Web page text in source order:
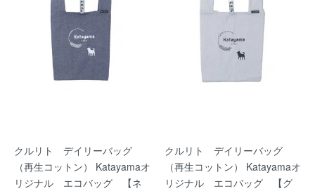
クルリト デイリーバッグ
（再生コットン） Katayamaオ
リジナル エコバッグ 【ネ
クルリト デイリーバッグ
（再生コットン） Katayamaオ
リジナル エコバッグ 【グ